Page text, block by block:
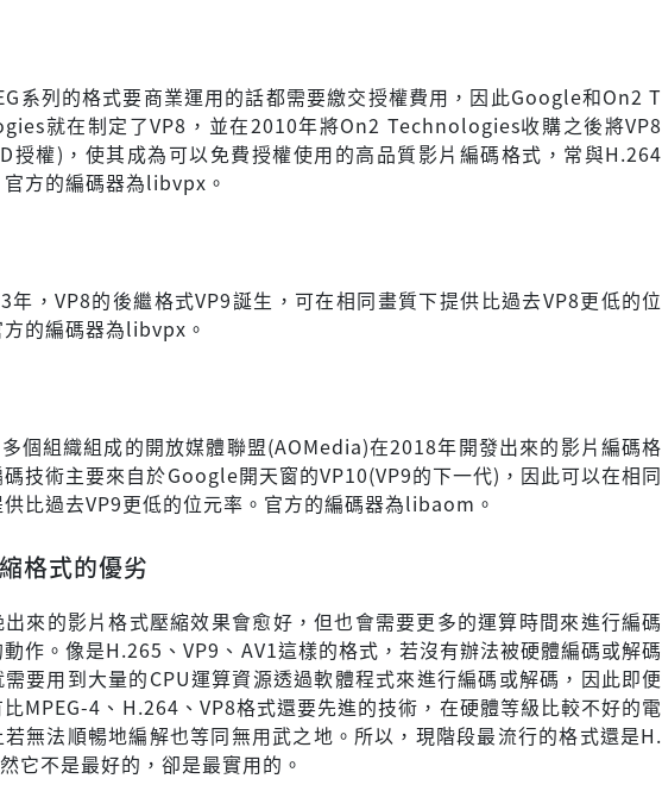
系列的格式要商業運用的話都需要繳交授權費用，因此Google和On2 T
就在制定了VP8，並在2010年將On2 Technologies收購之後將VP8
授權)，使其成為可以免費授權使用的高品質影片編碼格式，常與H.264
方的編碼器為libvpx。
年，VP8的後繼格式VP9誕生，可在相同畫質下提供比過去VP8更低的位
的編碼器為libvpx。
個組織組成的開放媒體聯盟(AOMedia)在2018年開發出來的影片編碼格
技術主要來自於Google開天窗的VP10(VP9的下一代)，因此可以在相同
比過去VP9更低的位元率。官方的編碼器為libaom。
格式的優劣
來的影片格式壓縮效果會愈好，但也會需要更多的運算時間來進行編碼
作。像是H.265、VP9、AV1這樣的格式，若沒有辦法被硬體編碼或解碼
要用到大量的CPU運算資源透過軟體程式來進行編碼或解碼，因此即便
MPEG-4、H.264、VP8格式還要先進的技術，在硬體等級比較不好的電
若無法順暢地編解也等同無用武之地。所以，現階段最流行的格式還是H.
它不是最好的，卻是最實用的。